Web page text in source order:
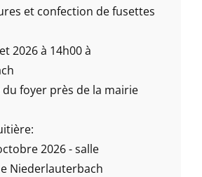
et confection de fusettes
2026 à 14h00 à
du foyer près de la mairie
2026 - salle
Niederlauterbach